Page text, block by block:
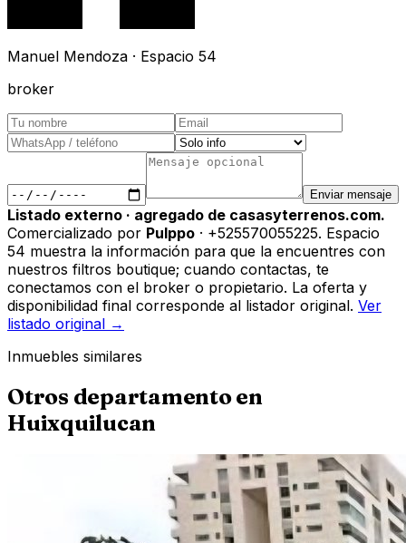
Manuel Mendoza · Espacio 54
broker
Enviar mensaje
Listado externo · agregado de casasyterrenos.com.
Comercializado por Pulppo · +525570055225. Espacio
54 muestra la información para que la encuentres con
nuestros filtros boutique; cuando contactas, te
conectamos con el broker o propietario. La oferta y
disponibilidad final corresponde al listador original. Ver
listado original →
Inmuebles similares
Otros departamentoen
Huixquilucan